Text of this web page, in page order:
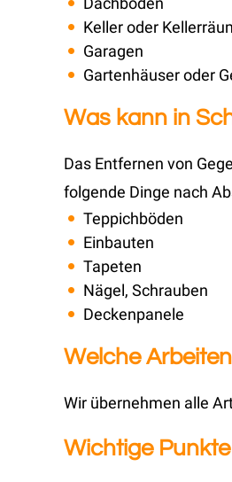
Keller oder
Garagen
Gartenhäuser oder
Was kann in
Das Entfernen von
folgende Dinge nach
Teppichböden
Einbauten
Tapeten
Nägel, Schrauben
Deckenpanele
Welche
Wir übernehmen alle
Wichtige